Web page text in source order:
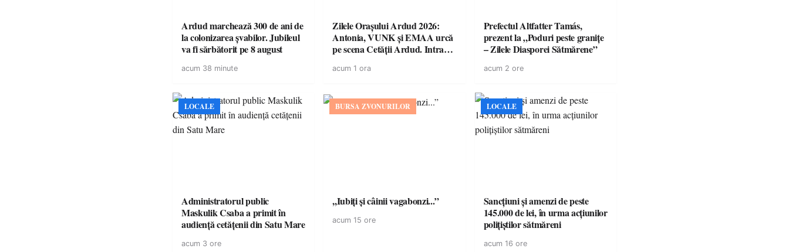
Ardud marchează 300 de ani de
la colonizarea șvabilor. Jubileul
va fi sărbătorit pe 8 august
acum 38 minute
Zilele Orașului Ardud 2026:
Antonia, VUNK și EMAA urcă
pe scena Cetății Ardud. Intrarea
acum 1 ora
Prefectul Altfatter Tamás,
prezent la „Poduri peste granițe
– Zilele Diasporei Sătmărene”
acum 2 ore
LOCALE
Administratorul public
Maskulik Csaba a primit în
audiență cetățenii din Satu Mare
acum 3 ore
BURSA ZVONURILOR
,,Iubiți și câinii vagabonzi...”
acum 15 ore
LOCALE
Sancțiuni și amenzi de peste
145.000 de lei, în urma acțiunilor
polițiștilor sătmăreni
acum 16 ore